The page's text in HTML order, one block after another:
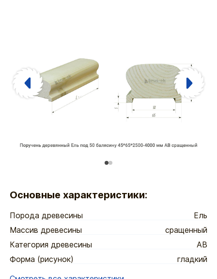
Основные характеристики:
Порода древесины
Ель
Массив древесины
сращенный
Категория древесины
АВ
Форма (рисунок)
гладкий